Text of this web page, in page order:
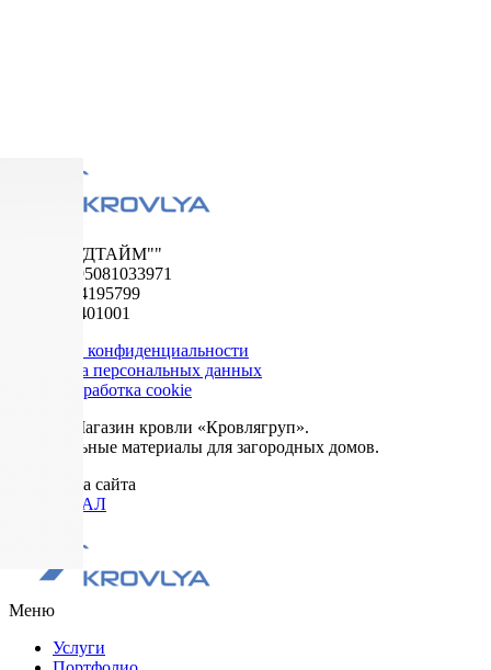
ООО "ФУДТАЙМ""
ОГРН 1195081033971
ИНН 5024195799
КПП 502401001
Политика конфиденциальности
Обработка персональных данных
Сбор и обработка cookie
© 2026. Магазин кровли «Кровлягруп».
Строительные материалы для загородных домов.
Разработка сайта
ОРИГИНАЛ
Меню
Услуги